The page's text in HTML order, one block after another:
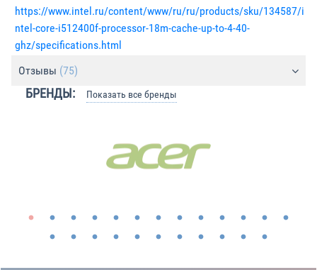
https://www.intel.ru/content/www/ru/ru/products/sku/134587/i
ntel-core-i512400f-processor-18m-cache-up-to-4-40-
ghz/specifications.html
Отзывы (75)
БРЕНДЫ: Показать все бренды